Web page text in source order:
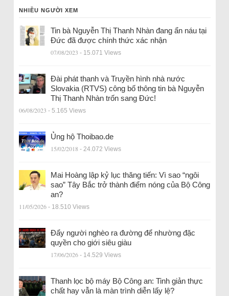
NHIỀU NGƯỜI XEM
Tin bà Nguyễn Thị Thanh Nhàn đang ẩn náu tại
Đức đã được chính thức xác nhận
07/08/2023 - 15.071 Views
Đài phát thanh và Truyền hình nhà nước
Slovakia (RTVS) công bố thông tin bà Nguyễn
Thị Thanh Nhàn trốn sang Đức!
06/08/2023 - 5.165 Views
Ủng hộ Thoibao.de
15/02/2018 - 24.072 Views
Mai Hoàng lập kỷ lục thăng tiến: Vì sao “ngôi
sao” Tây Bắc trở thành điểm nóng của Bộ Công
an?
11/05/2026 - 18.510 Views
Đẩy người nghèo ra đường để nhường đặc
quyền cho giới siêu giàu
17/06/2026 - 14.529 Views
Thanh lọc bộ máy Bộ Công an: Tinh giản thực
chất hay vẫn là màn trình diễn lấy lệ?